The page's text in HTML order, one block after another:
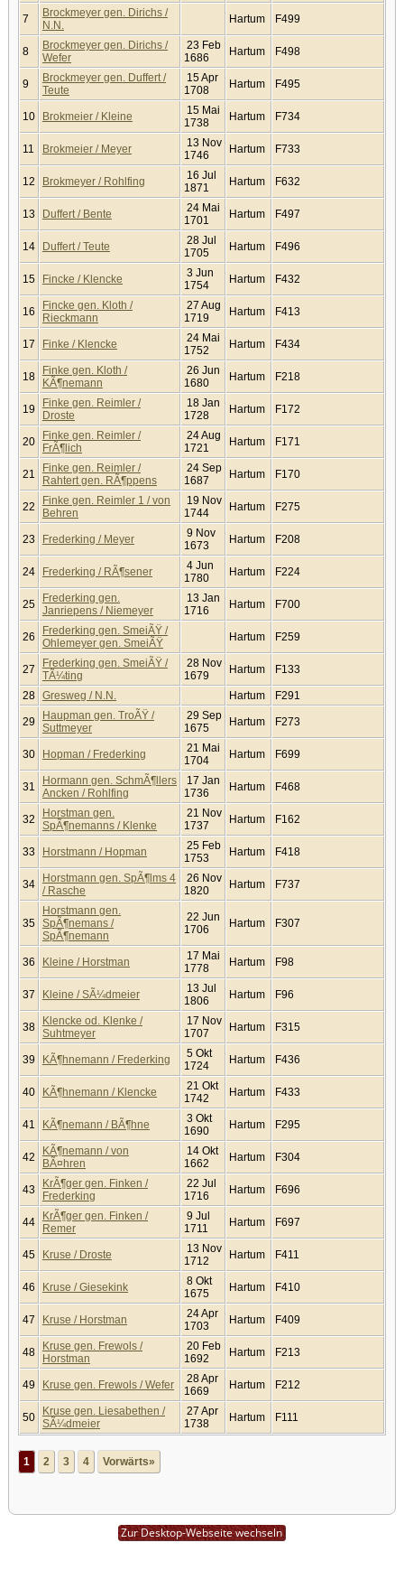
7
Brockmeyer gen. Dirichs /
N.N.
Hartum F499
8
Brockmeyer gen. Dirichs /
Wefer
23 Feb
1686
Hartum F498
9
Brockmeyer gen. Duffert /
Teute
15 Apr
1708
Hartum F495
10 Brokmeier / Kleine
15 Mai
1738
Hartum F734
11 Brokmeier / Meyer
13 Nov
1746
Hartum F733
12 Brokmeyer / Rohlfing
16 Jul
1871
Hartum F632
13 Duffert / Bente
24 Mai
1701
Hartum F497
14 Duffert / Teute
28 Jul
1705
Hartum F496
15 Fincke / Klencke
3 Jun
1754
Hartum F432
16
Fincke gen. Kloth /
Rieckmann
27 Aug
1719
Hartum F413
17 Finke / Klencke
24 Mai
1752
Hartum F434
18
Finke gen. Kloth /
KÃ¶nemann
26 Jun
1680
Hartum F218
19
Finke gen. Reimler /
Droste
18 Jan
1728
Hartum F172
20
Finke gen. Reimler /
FrÃ¶lich
24 Aug
1721
Hartum F171
21
Finke gen. Reimler /
Rahtert gen. RÃ¶ppens
24 Sep
1687
Hartum F170
22
Finke gen. Reimler 1 / von
Behren
19 Nov
1744
Hartum F275
23 Frederking / Meyer
9 Nov
1673
Hartum F208
24 Frederking / RÃ¶sener
4 Jun
1780
Hartum F224
25
Frederking gen.
Janriepens / Niemeyer
13 Jan
1716
Hartum F700
26
Frederking gen. SmeiÃŸ /
Ohlemeyer gen. SmeiÃŸ
Hartum F259
27
Frederking gen. SmeiÃŸ /
TÃ¼ting
28 Nov
1679
Hartum F133
28 Gresweg / N.N. Hartum F291
29
Haupman gen. TroÃŸ /
Suttmeyer
29 Sep
1675
Hartum F273
30 Hopman / Frederking
21 Mai
1704
Hartum F699
31
Hormann gen. SchmÃ¶llers
Ancken / Rohlfing
17 Jan
1736
Hartum F468
32
Horstman gen.
SpÃ¶nemanns / Klenke
21 Nov
1737
Hartum F162
33 Horstmann / Hopman
25 Feb
1753
Hartum F418
34
Horstmann gen. SpÃ¶lms 4
/ Rasche
26 Nov
1820
Hartum F737
35
Horstmann gen.
SpÃ¶nemans /
SpÃ¶nemann
22 Jun
1706
Hartum F307
36 Kleine / Horstman
17 Mai
1778
Hartum F98
37 Kleine / SÃ¼dmeier
13 Jul
1806
Hartum F96
38
Klencke od. Klenke /
Suhtmeyer
17 Nov
1707
Hartum F315
39 KÃ¶hnemann / Frederking
5 Okt
1724
Hartum F436
40 KÃ¶hnemann / Klencke
21 Okt
1742
Hartum F433
41 KÃ¶nemann / BÃ¶hne
3 Okt
1690
Hartum F295
42
KÃ¶nemann / von
BÃ¤hren
14 Okt
1662
Hartum F304
43
KrÃ¶ger gen. Finken /
Frederking
22 Jul
1716
Hartum F696
44
KrÃ¶ger gen. Finken /
Remer
9 Jul
1711
Hartum F697
45 Kruse / Droste
13 Nov
1712
Hartum F411
46 Kruse / Giesekink
8 Okt
1675
Hartum F410
47 Kruse / Horstman
24 Apr
1703
Hartum F409
48
Kruse gen. Frewols /
Horstman
20 Feb
1692
Hartum F213
49 Kruse gen. Frewols / Wefer
28 Apr
1669
Hartum F212
50
Kruse gen. Liesabethen /
SÃ¼dmeier
27 Apr
1738
Hartum F111
1 2 3 4 Vorwärts»
Zur Desktop-Webseite wechseln